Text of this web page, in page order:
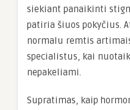
siekiant panaikinti
patiria šiuos pokyčius.
normalu remtis
specialistus, kai
nepakeliami.
Supratimas, kaip